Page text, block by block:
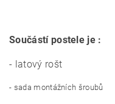
Součástí postele je :
- latový rošt
- sada montážních šroubů